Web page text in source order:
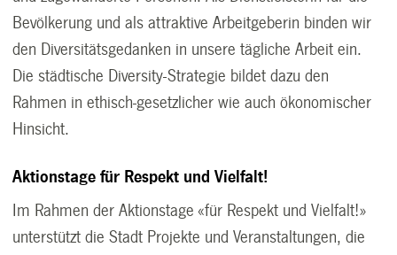
Bevölkerung und als attraktive Arbeitgeberin binden wir
den Diversitätsgedanken in unsere tägliche Arbeit ein.
Die städtische Diversity-Strategie bildet dazu den
Rahmen in ethisch-gesetzlicher wie auch ökonomischer
Hinsicht.
Aktionstage für Respekt und Vielfalt!
Im Rahmen der Aktionstage «für Respekt und Vielfalt!»
unterstützt die Stadt Projekte und Veranstaltungen, die